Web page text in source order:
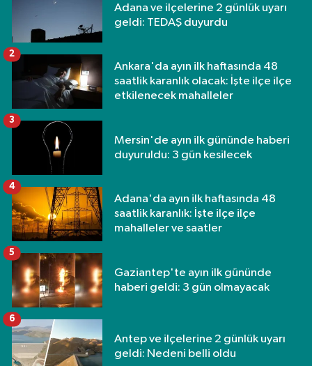
Adana ve ilçelerine 2 günlük uyarı
geldi: TEDAŞ duyurdu
Ankara'da ayın ilk haftasında 48
saatlik karanlık olacak: İşte ilçe ilçe
etkilenecek mahalleler
2
Mersin'de ayın ilk gününde haberi
duyuruldu: 3 gün kesilecek
3
Adana'da ayın ilk haftasında 48
saatlik karanlık: İşte ilçe ilçe
mahalleler ve saatler
4
Gaziantep'te ayın ilk gününde
haberi geldi: 3 gün olmayacak
5
Antep ve ilçelerine 2 günlük uyarı
geldi: Nedeni belli oldu
6